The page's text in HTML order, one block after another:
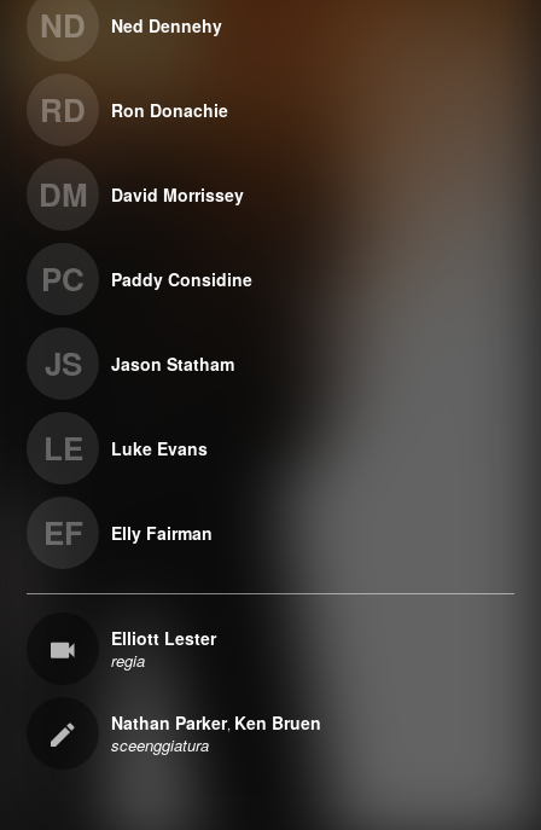
ND Ned Dennehy
RD Ron Donachie
DM David Morrissey
PC Paddy Considine
JS Jason Statham
LE Luke Evans
EF Elly Fairman
Elliott Lester
regia
Nathan Parker, Ken Bruen
sceenggiatura